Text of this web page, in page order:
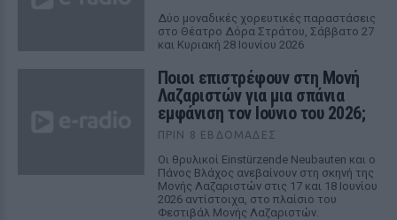
Δύο μοναδικές χορευτικές παραστάσεις
στο Θέατρο Δόρα Στράτου, Σάββατο 27
και Κυριακή 28 Ιουνίου 2026
Ποιοι επιστρέφουν στη Μονή
Λαζαριστών για μια σπάνια
εμφάνιση τον Ιούνιο του 2026;
ΠΡΙΝ 8 ΕΒΔΟΜΆΔΕΣ
Οι θρυλικοί Einstürzende Neubauten και ο
Πάνος Βλάχος ανεβαίνουν στη σκηνή της
Μονής Λαζαριστών στις 17 και 18 Ιουνίου
2026 αντίστοιχα, στο πλαίσιο του
Φεστιβάλ Μονής Λαζαριστών.